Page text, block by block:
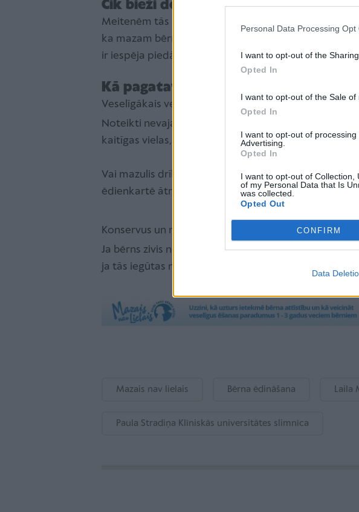
Personal Data Processing Opt
I want to opt-out of the
Opted In
I want to opt-out of the Sale of
Opted In
I want to opt-out of
Advertising.
Opted In
I want to opt-out of Collection,
of my Personal Data that Is
was collected.
Opted Out
CONFIRM
Data
Cik bieži dot zivi, ja bērnam nav
Meitenēm tās ir līdz 2 porcijām nedēļā, zēniem - līdz
ka mazam bērnam viena porcija ir 2 - 4 tējkarotes
ir iespēja piedāvāt upes zivs, piemēram, foreli, kas
Kā pagatavotu zivi piedāvāt
Veselīgākais veids, kā pagatavot zivi, ir to tvaicēt,
Noteikti nevajadzētu piedāvāt kūpinātas zivis, jo
kaitīgas vielas, dioksīdi.
Vai mazulis drīkst ēst sālītu zivtiņu, piemēram, siļķi?
ēdienkartē ātrāk par 3 gadu vecumu lielā sāls
Konservus un marinējumus nevajadzētu dot līdz pat
Ja bērns zivis neēd, tad tik nepieciešamās Omega 3
ja tās iegūtas no vistām, kuras baro ar linsēklām.
Mazais nav lielais Bērna ēdināšana Laila
Paula Stradiņa Klīniskās universitātes slimnīca